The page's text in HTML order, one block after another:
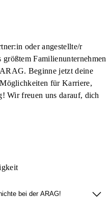
oder angestellte/r
Familienunternehmen
Beginne jetzt deine
für Karriere,
Wir freuen uns darauf, dich
bei der ARAG!